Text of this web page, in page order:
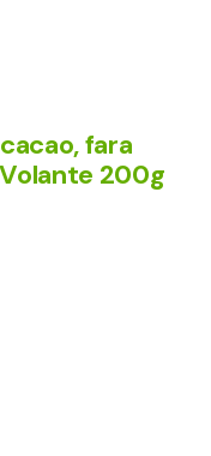
fara
200g